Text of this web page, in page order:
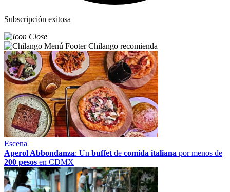
Subscripción exitosa
Chilango recomienda
Escena
Aperol Abbondanza: Un buffet de comida italiana por menos de
200 pesos en CDMX